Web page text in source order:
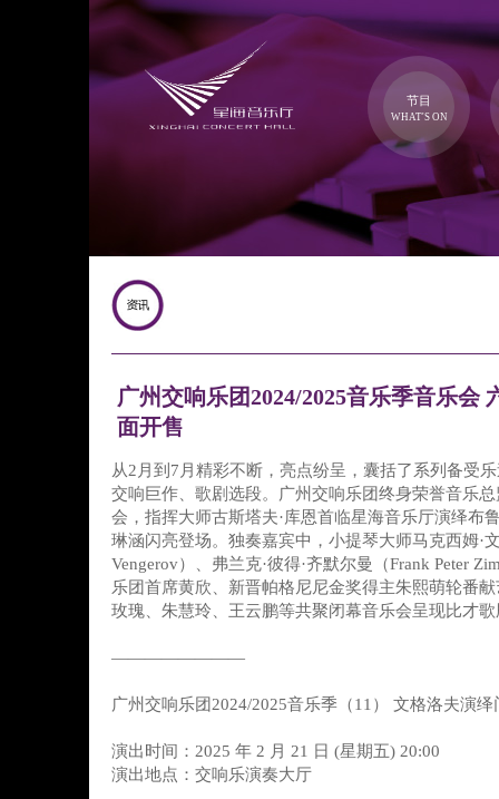
节目
WHAT'S ON
广州交响乐团2024/2025音乐季音乐会
面开售
从2月到7月精彩不断，亮点纷呈，囊括了系列备受
交响巨作、歌剧选段。广州交响乐团终身荣誉音乐
会，指挥大师古斯塔夫·库恩首临星海音乐厅演绎布
琳涵闪亮登场。独奏嘉宾中，小提琴大师马克西姆·
Vengerov）、弗兰克·彼得·齐默尔曼（Frank Peter
乐团首席黄欣、新晋帕格尼尼金奖得主朱熙萌轮番
玫瑰、朱慧玲、王云鹏等共聚闭幕音乐会呈现比才
————————
广州交响乐团2024/2025音乐季（11） 文格洛夫演绎
演出时间：2025 年 2 月 21 日 (星期五) 20:00
演出地点：交响乐演奏大厅